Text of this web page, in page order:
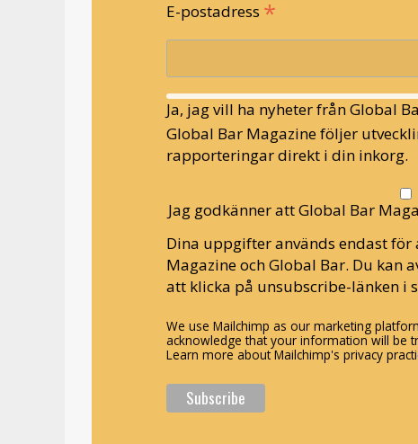
E-postadress *
Ja, jag vill ha nyheter från Global
Global Bar Magazine följer
rapporteringar direkt i din inkorg.
Jag godkänner att Global Bar
Dina uppgifter används endast
Magazine och Global Bar. Du kan
att klicka på unsubscribe-länken i
We use Mailchimp as our marketing
acknowledge that your information will be
Learn more about Mailchimp's privacy